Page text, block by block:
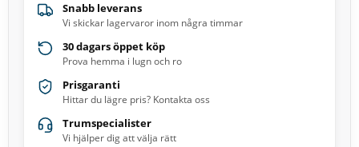
Snabb leverans
Vi skickar lagervaror inom några timmar
30 dagars öppet köp
Prova hemma i lugn och ro
Prisgaranti
Hittar du lägre pris? Kontakta oss
Trumspecialister
Vi hjälper dig att välja rätt